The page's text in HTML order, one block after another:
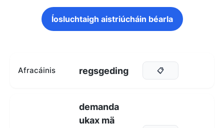
Íosluchtaigh aistriúcháin béarla
Afracáinis regsgeding 📋
demanda
ukax mä